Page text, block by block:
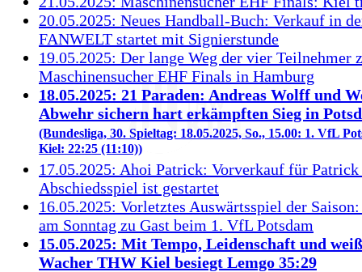
20.05.2025: Neues Handball-Buch: Verkauf in
FANWELT startet mit Signierstunde
19.05.2025: Der lange Weg der vier Teilnehmer
Maschinensucher EHF Finals in Hamburg
18.05.2025: 21 Paraden: Andreas Wolff und
Abwehr sichern hart erkämpften Sieg in
(Bundesliga, 30. Spieltag: 18.05.2025, So., 15.00: 1. VfL
Kiel: 22:25 (11:10))
17.05.2025: Ahoi Patrick: Vorverkauf für Patrick
Abschiedsspiel ist gestartet
16.05.2025: Vorletztes Auswärtsspiel der
am Sonntag zu Gast beim 1. VfL Potsdam
15.05.2025: Mit Tempo, Leidenschaft und
Wacher THW Kiel besiegt Lemgo 35:29